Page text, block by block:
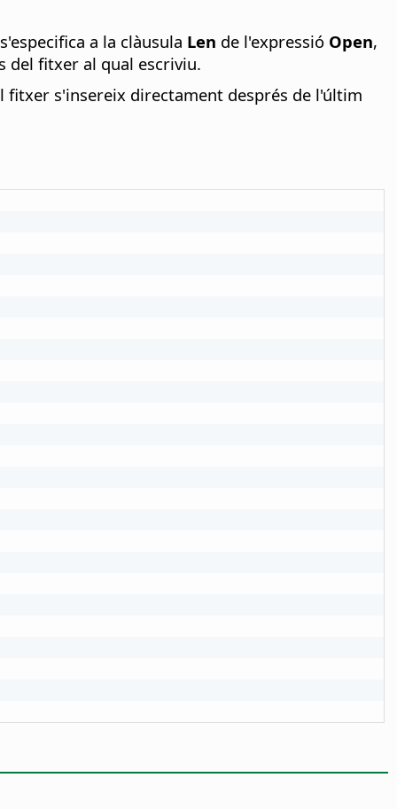
a la clàusula Len de l'expressió Open,
del fitxer al qual escriviu.
fitxer s'insereix directament després de l'últim